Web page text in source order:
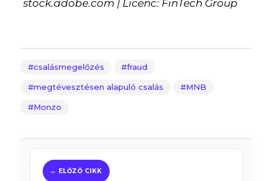
stock.adobe.com | Licenc: FinTech Group
csalásmegelőzés fraud
megtévesztésen alapuló csalás MNB
Monzo